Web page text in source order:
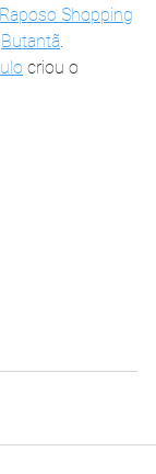
Raposo Shopping
Butantã.
criou o